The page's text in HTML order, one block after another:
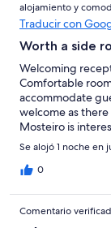
alojamiento y
Traducir con
Worth a side
Welcoming
Comfortable
accommodate
welcome as
Mosteiro is
Se alojó 1 noche en
0
Comentario